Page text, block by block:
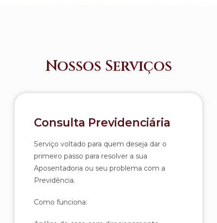
Nossos Serviços
Consulta Previdenciária
Serviço voltado para quem deseja dar o
primeiro passo para resolver a sua
Aposentadoria ou seu problema com a
Previdência.
Como funciona: